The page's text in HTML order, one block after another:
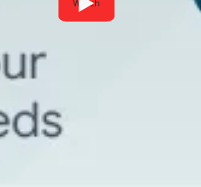
Watch